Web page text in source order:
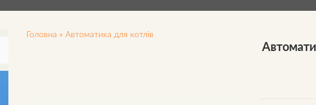
Головна »Автоматика для котлів